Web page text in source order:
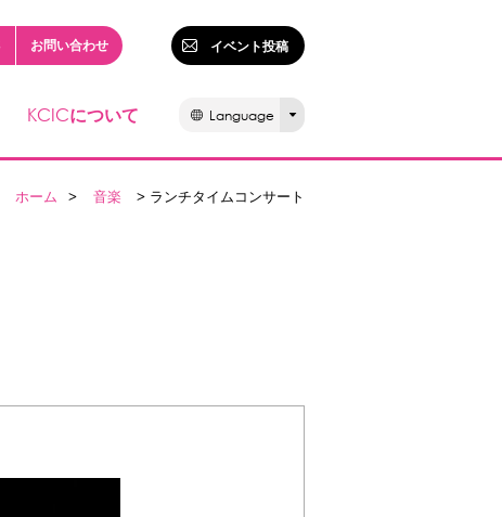
お問い合わせ イベント投稿
KCICについて Language
ホーム > 音楽 > ランチタイムコンサート